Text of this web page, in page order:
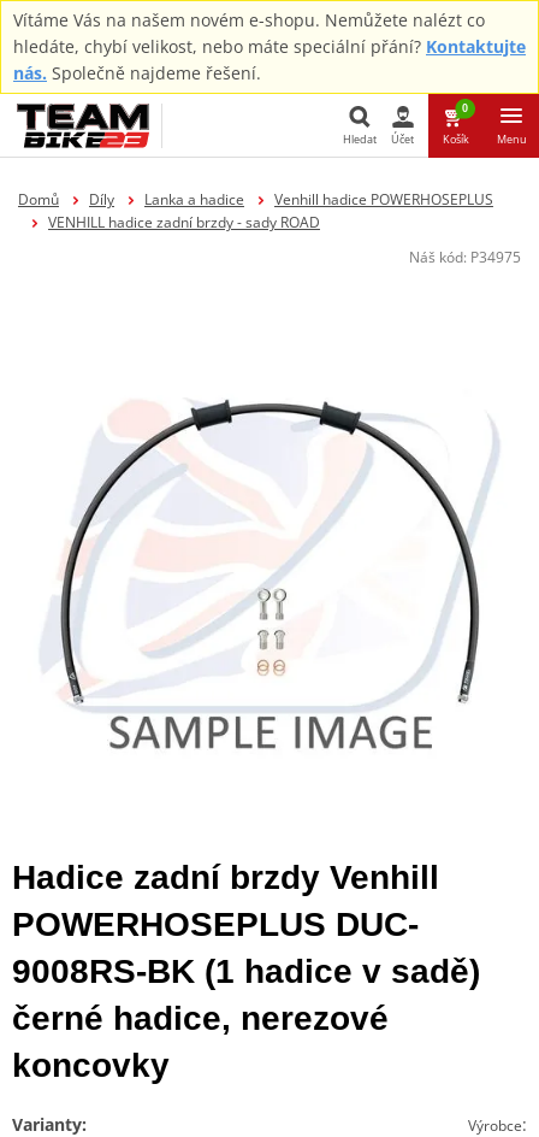
Vítáme Vás na našem novém e-shopu. Nemůžete nalézt co
hledáte, chybí velikost, nebo máte speciální přání? Kontaktujte
nás. Společně najdeme řešení.
Hledat
Hledat Účet
0
Košík Menu
Domů Díly Lanka a hadice
Venhill hadice POWERHOSEPLUS
VENHILL hadice zadní brzdy - sady ROAD
Náš kód: P34975
Hadice zadní brzdy Venhill
POWERHOSEPLUS DUC-
9008RS-BK (1 hadice v sadě)
černé hadice, nerezové
koncovky
Výrobce:
Varianty: